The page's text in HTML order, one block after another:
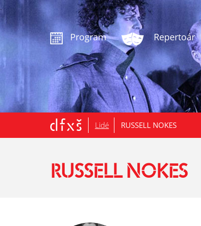
Program Repertoár
.
Lidé RUSSELL NOKES
RUSSELL NOKES